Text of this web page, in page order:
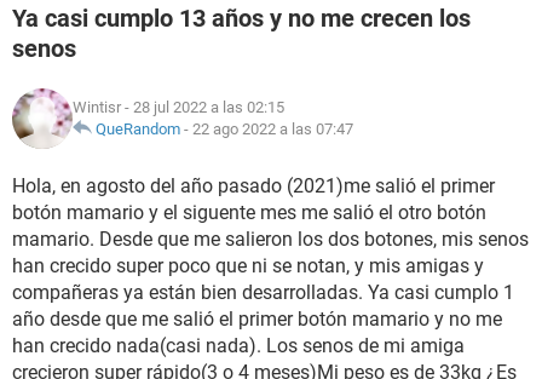
NUTRICIÓN
SEXUALIDAD
GLOSARIO
Ya casi cumplo 13 años y no me crecen los
senos
Wintisr - 28 jul 2022 a las 02:15
QueRandom - 22 ago 2022 a las 07:47
Hola, en agosto del año pasado (2021)me salió el primer
botón mamario y el siguente mes me salió el otro botón
mamario. Desde que me salieron los dos botones, mis senos
han crecido super poco que ni se notan, y mis amigas y
compañeras ya están bien desarrolladas. Ya casi cumplo 1
año desde que me salió el primer botón mamario y no me
han crecido nada(casi nada). Los senos de mi amiga
crecieron super rápido(3 o 4 meses)Mi peso es de 33kg ¿Es